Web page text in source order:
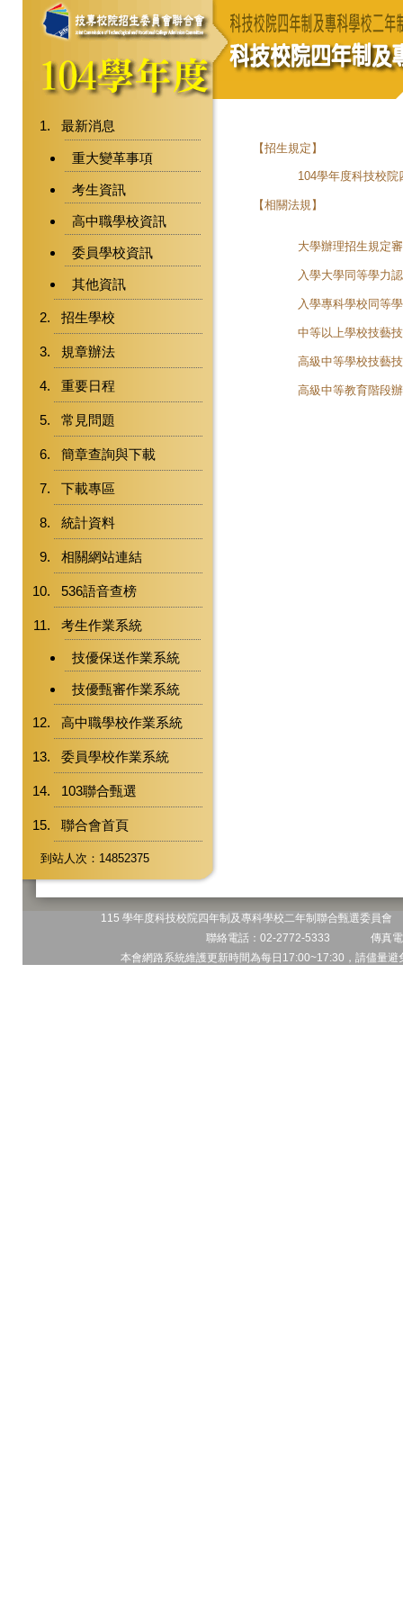
最新消息
重大變革事項
考生資訊
高中職學校資訊
委員學校資訊
其他資訊
招生學校
規章辦法
重要日程
常見問題
簡章查詢與下載
下載專區
統計資料
相關網站連結
536語音查榜
考生作業系統
技優保送作業系統
技優甄審作業系統
高中職學校作業系統
委員學校作業系統
103聯合甄選
聯合會首頁
到站人次：14852375
【招生規定】
104學年度科技校
【相關法規】
大學辦理招生規定
入學大學同等學力
入學專科學校同等
中等以上學校技藝
高級中等學校技藝
高級中等教育階段
115 學年度科技校院四年制及專科學校二年制聯合甄選委員
聯絡電話：02-2772-5333 傳真
本會網路系統維護更新時間為每日17:00~17:30，請儘量